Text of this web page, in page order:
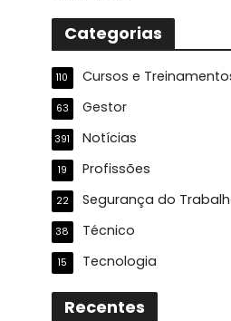
Categorias
Cursos e
110
Gestor
63
Notícias
391
Profissões
19
Segurança do
22
Técnico
38
Tecnologia
15
Recentes